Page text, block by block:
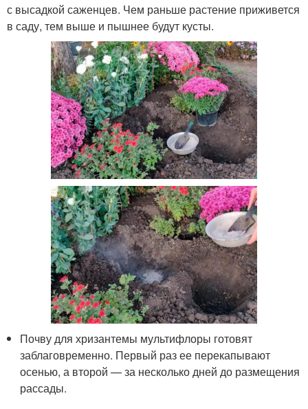
с высадкой саженцев. Чем раньше растение приживется
в саду, тем выше и пышнее будут кусты.
Почву для хризантемы мультифлоры готовят
заблаговременно. Первый раз ее перекапывают
осенью, а второй — за несколько дней до размещения
рассады.